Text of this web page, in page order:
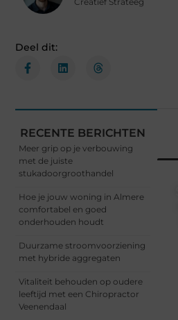
Deel dit:
RECENTE BERICHTEN
Meer grip op je verbouwing
met de juiste
stukadoorgroothandel
Hoe je jouw woning in Almere
comfortabel en goed
onderhouden houdt
Duurzame stroomvoorziening
met hybride aggregaten
Vitaliteit behouden op oudere
leeftijd met een Chiropractor
Veenendaal